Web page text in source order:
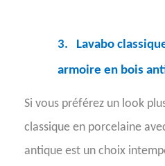
3.
Lavabo
armoire en bois
Si vous préférez un look
classique en porcelaine
antique est un choix